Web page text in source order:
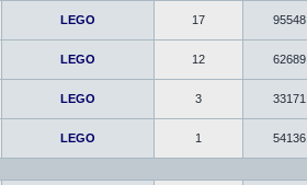
LEGO 17 95548
LEGO 12 62689
LEGO 3 33171
LEGO 1 54136